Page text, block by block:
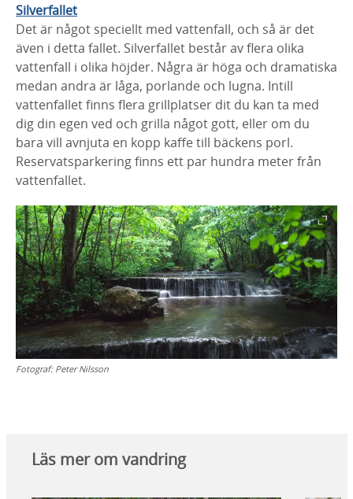
Silverfallet
Det är något speciellt med vattenfall, och så är det
även i detta fallet. Silverfallet består av flera olika
vattenfall i olika höjder. Några är höga och dramatiska
medan andra är låga, porlande och lugna. Intill
vattenfallet finns flera grillplatser dit du kan ta med
dig din egen ved och grilla något gott, eller om du
bara vill avnjuta en kopp kaffe till bäckens porl.
Reservatsparkering finns ett par hundra meter från
vattenfallet.
Fotograf: Peter Nilsson
Läs mer om vandring